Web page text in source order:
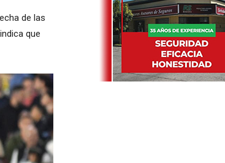
de las
que